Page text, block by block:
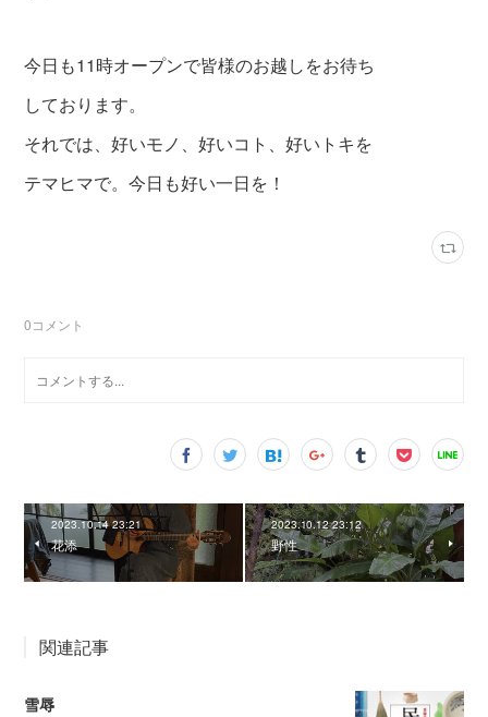
今日も11時オープンで皆様のお越しをお待ち
しております。
それでは、好いモノ、好いコト、好いトキを
テマヒマで。今日も好い一日を！
0コメント
2023.10.14 23:21
花添
2023.10.12 23:12
野性
関連記事
雪辱